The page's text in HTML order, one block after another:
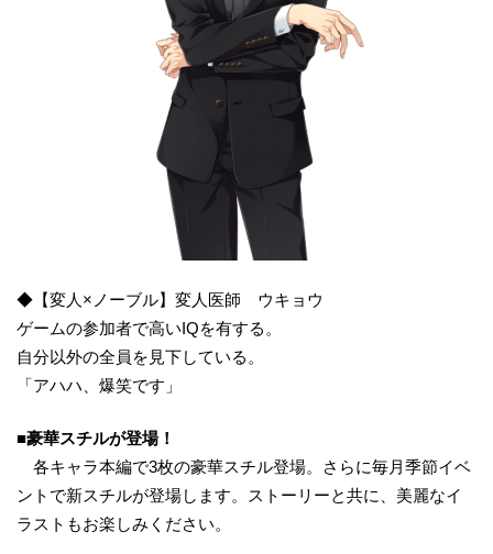
◆【変人×ノーブル】変人医師 ウキョウ
ゲームの参加者で高いIQを有する。
自分以外の全員を見下している。
「アハハ、爆笑です」
■豪華スチルが登場！
各キャラ本編で3枚の豪華スチル登場。さらに毎月季節イベ
ントで新スチルが登場します。ストーリーと共に、美麗なイ
ラストもお楽しみください。